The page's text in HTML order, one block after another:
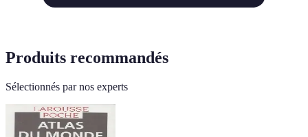
Produits recommandés
Sélectionnés par nos experts